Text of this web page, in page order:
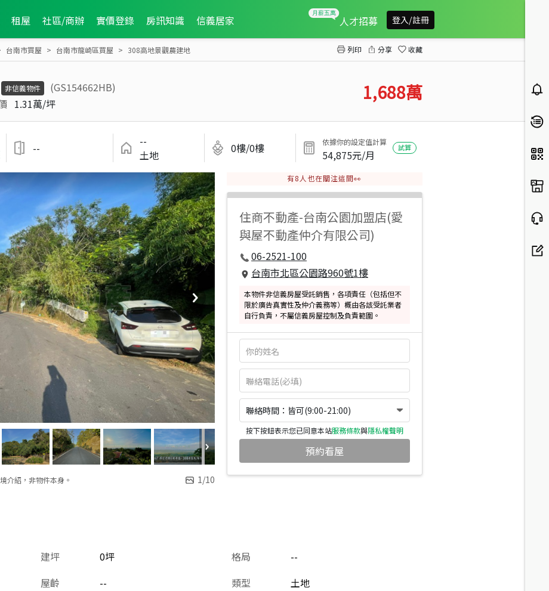
租屋 社區/商辦 實價登錄 房訊知識 信義居家 人才招募 登入/註冊
台南市買屋 台南市龍崎區買屋 308高地景觀農建地 列印 分享 收藏
非信義物件
(GS154662HB)
1.31萬/坪 1,688萬
--
--
土地
0樓/0樓 依據你的設定值計算
54,875元/月
試算
介紹，非物件本身。 1/10
有8 人也在關注這間👀
住商不動產-台南公園加盟店(愛
與屋不動產仲介有限公司)
06-2521-100
台南市北區公園路960號1樓
本物件非信義房屋受託銷售，各項責任（包括但不
限於廣告真實性及仲介義務等）概由各該受託業者
自行負責，不屬信義房屋控制及負責範圍。
聯絡時間：皆可(9:00-21:00)
按下按鈕表示您已同意本站服務條款與隱私權聲明
預約看屋
建坪 0坪 格局
--
屋齡 -- 類型
土地